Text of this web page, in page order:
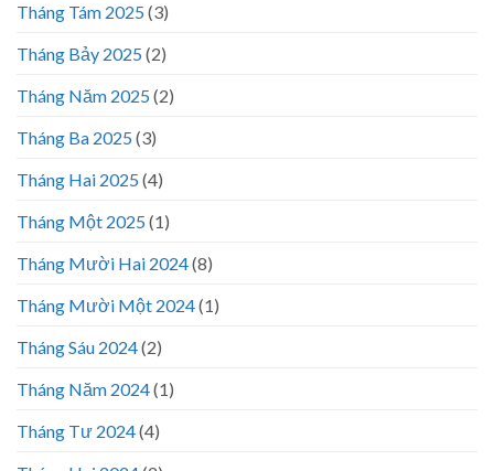
Tháng Tám 2025(3)
Tháng Bảy 2025(2)
Tháng Năm 2025(2)
Tháng Ba 2025(3)
Tháng Hai 2025(4)
Tháng Một 2025(1)
Tháng Mười Hai 2024(8)
Tháng Mười Một 2024(1)
Tháng Sáu 2024(2)
Tháng Năm 2024(1)
Tháng Tư 2024(4)